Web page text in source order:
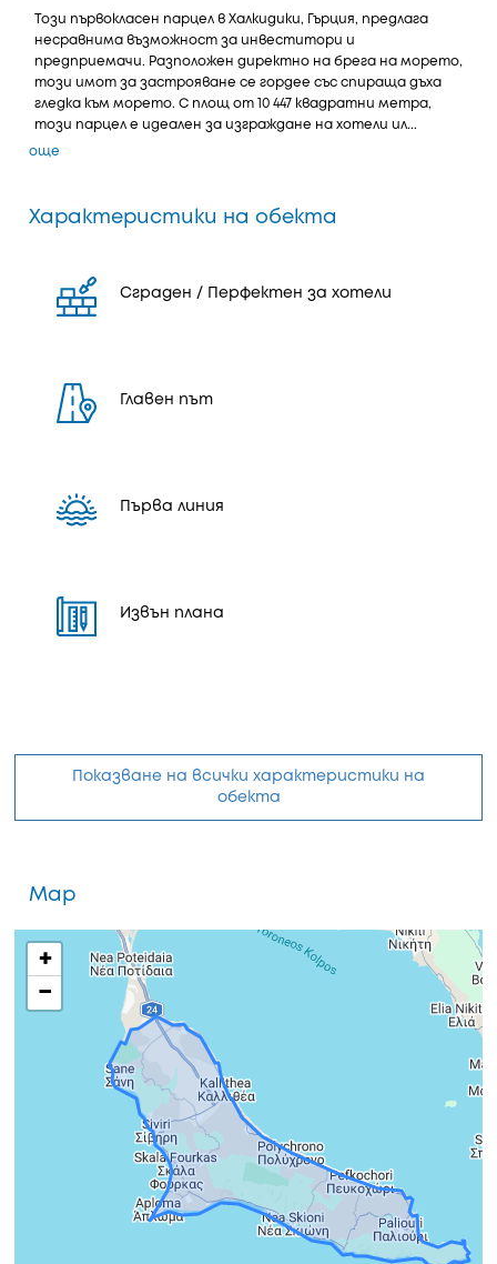
Този първокласен парцел в Халкидики, Гърция, предлага
несравнима възможност за инвеститори и
предприемачи. Разположен директно на брега на морето,
този имот за застрояване се гордее със спираща дъха
гледка към морето. С площ от 10 447 квадратни метра,
този парцел е идеален за изграждане на хотели ил...
още
Характеристики на обекта
Сграден / Перфектен за хотели
Главен път
Първа линия
Извън плана
Показване на всички характеристики на
обекта
Map
+
−